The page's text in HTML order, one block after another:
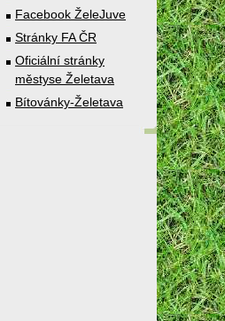
Facebook ŽeleJuve
Stránky FA ČR
Oficiální stránky
městyse Želetava
Bítovánky-Želetava